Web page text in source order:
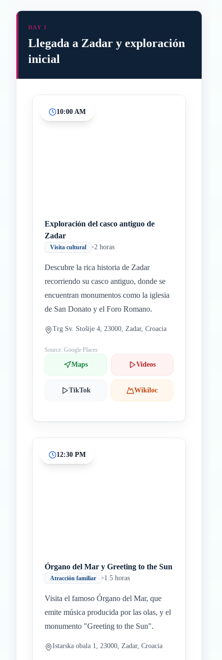
DAY 1
Llegada a Zadar y exploración
inicial
10:00 AM
Exploración del casco antiguo de
Zadar
Visita cultural •2 horas
Descubre la rica historia de Zadar
recorriendo su casco antiguo, donde se
encuentran monumentos como la iglesia
de San Donato y el Foro Romano.
Trg Sv. Stošije 4, 23000, Zadar, Croacia
Source: Google Places
Maps Videos
TikTok Wikiloc
12:30 PM
Órgano del Mar y Greeting to the Sun
Atracción familiar •1.5 horas
Visita el famoso Órgano del Mar, que
emite música producida por las olas, y el
monumento "Greeting to the Sun".
Istarska obala 1, 23000, Zadar, Croacia